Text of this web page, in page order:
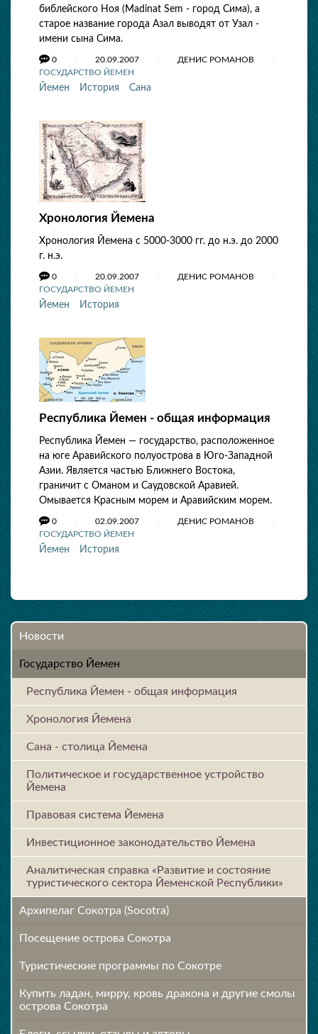
библейского Ноя (Madinat Sem - город Сима), а
старое название города Азал выводят от Узал -
имени сына Сима.
0 20.09.2007
ДЕНИС РОМАНОВ
ГОСУДАРСТВО ЙЕМЕН
Йемен История Сана
Хронология Йемена
Хронология Йемена с 5000-3000 гг. до н.э. до 2000
г. н.э.
0 20.09.2007
ДЕНИС РОМАНОВ
ГОСУДАРСТВО ЙЕМЕН
Йемен История
Республика Йемен - общая информация
Республика Йемен — государство, расположенное
на юге Аравийского полуострова в Юго-Западной
Азии. Является частью Ближнего Востока,
граничит с Оманом и Саудовской Аравией.
Омывается Красным морем и Аравийским морем.
0 02.09.2007
ДЕНИС РОМАНОВ
ГОСУДАРСТВО ЙЕМЕН
Йемен История
Новости
Государство Йемен
Республика Йемен - общая информация
Хронология Йемена
Сана - столица Йемена
Политическое и государственное устройство
Йемена
Правовая система Йемена
Инвестиционное законодательство Йемена
Аналитическая справка «Развитие и состояние
туристического сектора Йеменской Республики»
Архипелаг Сокотра (Socotra)
Посещение острова Cокотра
Туристические программы по Сокотре
Купить ладан, мирру, кровь дракона и другие смолы
острова Сокотра